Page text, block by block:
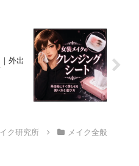
外出
ク研究所 メイク全般